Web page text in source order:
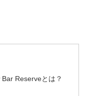
Reserveとは？